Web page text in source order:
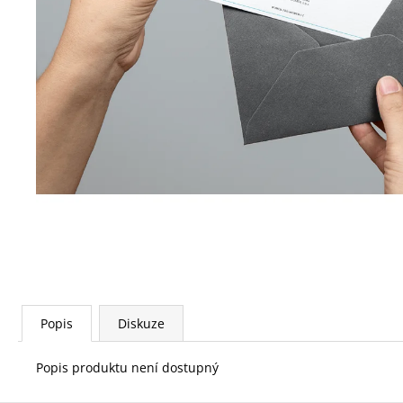
Popis Diskuze
Popis produktu není dostupný
DAR W4W: SBÍRKA OKAMŽITÉ POMOCI V
HODNOTĚ 500 KČ
500 Kč